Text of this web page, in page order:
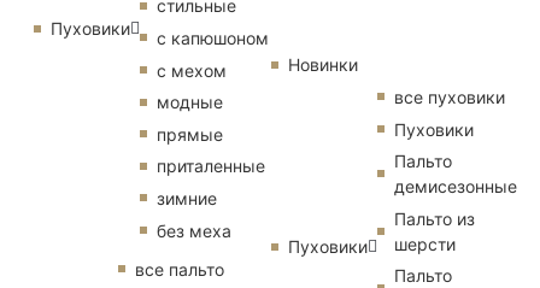
Пуховики
стильные
с капюшоном
с мехом
модные
прямые
приталенные
зимние
без меха
все пальто
Новинки
Пуховики
все пуховики
Пуховики
Пальто
демисезонные
Пальто из
шерсти
Пальто